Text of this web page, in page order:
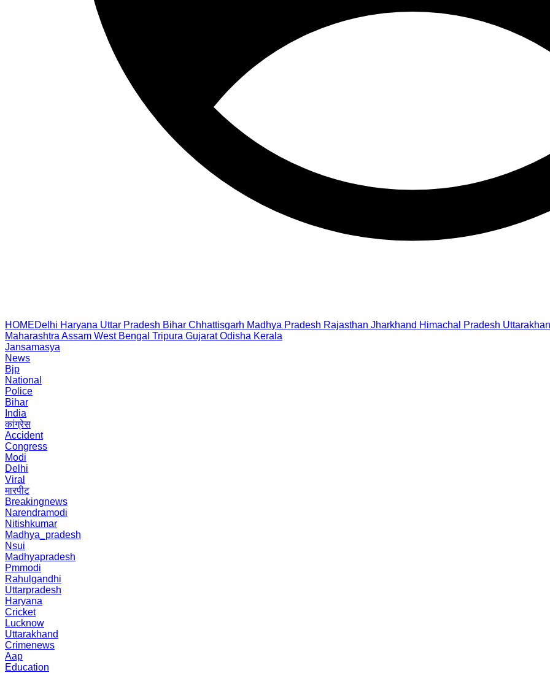
HOMEDelhi Haryana Uttar Pradesh Bihar Chhattisgarh Madhya Pradesh Rajasthan Jharkhand Himachal Pradesh
Maharashtra Assam West Bengal Tripura Gujarat Odisha Kerala
Jansamasya
News
Bjp
National
Police
Bihar
India
कांग्रेस
Accident
Congress
Modi
Delhi
Viral
मारपीट
Breakingnews
Narendramodi
Nitishkumar
Madhya_pradesh
Nsui
Madhyapradesh
Pmmodi
Rahulgandhi
Uttarpradesh
Haryana
Cricket
Lucknow
Uttarakhand
Crimenews
Aap
Education